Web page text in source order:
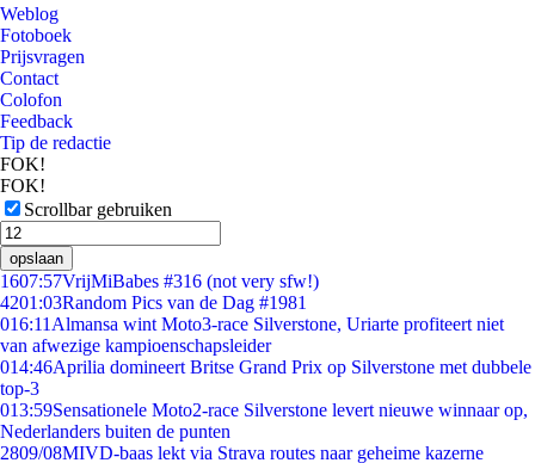
Weblog
Fotoboek
Prijsvragen
Contact
Colofon
Feedback
Tip de redactie
FOK!
FOK!
Scrollbar gebruiken
opslaan
1607:57VrijMiBabes #316 (not very sfw!)
4201:03Random Pics van de Dag #1981
016:11 Almansa wint Moto3-race Silverstone, Uriarte profiteert niet
van afwezige kampioenschapsleider
014:46Aprilia domineert Britse Grand Prix op Silverstone met dubbele
top-3
013:59Sensationele Moto2-race Silverstone levert nieuwe winnaar op,
Nederlanders buiten de punten
2809/08MIVD-baas lekt via Strava routes naar geheime kazerne